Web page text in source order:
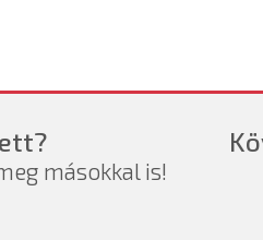
másokkal is!